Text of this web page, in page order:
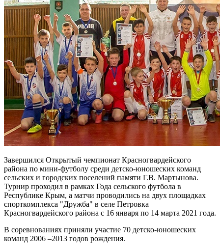
Завершился Открытый чемпионат Красногвардейского
района по мини-футболу среди детско-юношеских команд
сельских и городских поселений памяти Г.В. Мартынова.
Турнир проходил в рамках Года сельского футбола в
Республике Крым, а матчи проводились на двух площадках
спорткомплекса "Дружба" в селе Петровка
Красногвардейского района с 16 января по 14 марта 2021 года.
В соревнованиях приняли участие 70 детско-юношеских
команд 2006 –2013 годов рождения.